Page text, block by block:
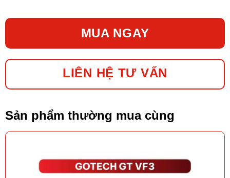
MUA NGAY
LIÊN HỆ TƯ VẤN
Sản phẩm thường mua cùng